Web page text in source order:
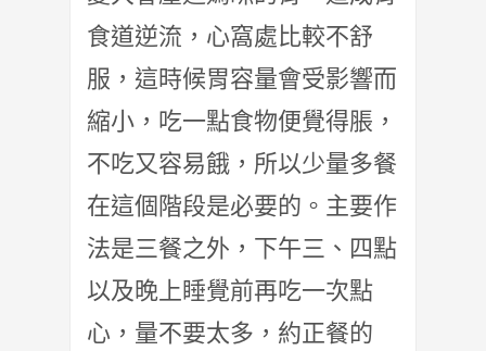
食道逆流，心窩處比較不舒
服， 這時候胃容量會受影響而
縮小，吃一點食物便覺得脹，
不吃又容易餓，所以少量多餐
在這個階段是必要的。 主要作
法是三餐之外，下午三、四點
以及晚上睡覺前再吃一次點
心， 量不要太多，約正餐的